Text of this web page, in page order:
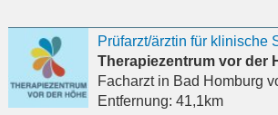
Therapiezentrum vor der
Facharztin Bad Homburg
Entfernung: 41,1km